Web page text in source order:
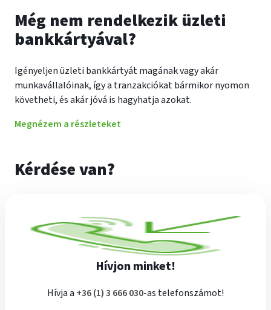
Még nem rendelkezik üzleti
bankkártyával?
Igényeljen üzleti bankkártyát magának vagy akár
munkavállalóinak, így a tranzakciókat bármikor nyomon
követheti, és akár jóvá is hagyhatja azokat.
Megnézem a részleteket
Kérdése van?
Hívjon minket!
Hívja a plusz
+36 (1) 3 666 030-as telefonszámot!